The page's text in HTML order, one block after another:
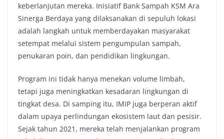
keberlanjutan mereka. Inisiatif Bank Sampah KSM Ara
Sinerga Berdaya yang dilaksanakan di sepuluh lokasi
adalah langkah untuk memberdayakan masyarakat
setempat melalui sistem pengumpulan sampah,
penukaran poin, dan pendidikan lingkungan.
Program ini tidak hanya menekan volume limbah,
tetapi juga meningkatkan kesadaran lingkungan di
tingkat desa. Di samping itu, IMIP juga berperan aktif
dalam upaya perlindungan ekosistem laut dan pesisir.
Sejak tahun 2021, mereka telah menjalankan program